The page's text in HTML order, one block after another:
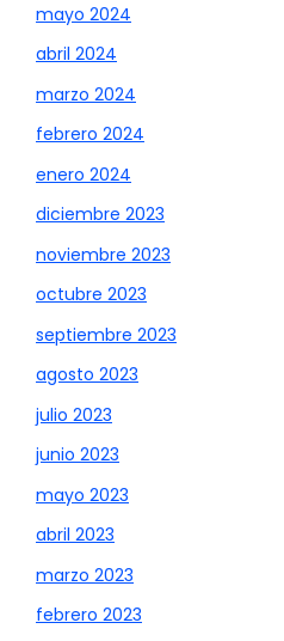
mayo 2024
abril 2024
marzo 2024
febrero 2024
enero 2024
diciembre 2023
noviembre 2023
octubre 2023
septiembre 2023
agosto 2023
julio 2023
junio 2023
mayo 2023
abril 2023
marzo 2023
febrero 2023